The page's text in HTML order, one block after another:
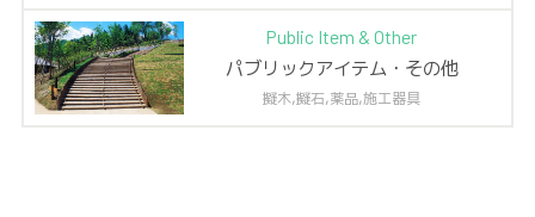
Public Item & Other
パブリックアイテム・その他
擬木,擬石,薬品,施工器具